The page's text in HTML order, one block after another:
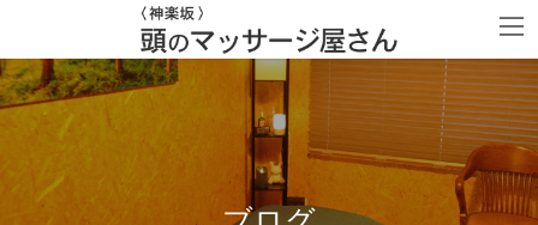
テ
ン
ツ
に
ゲ
ー
シ
ョ